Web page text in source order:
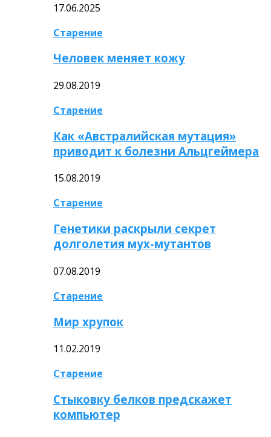
17.06.2025
Старение
Человек меняет кожу
29.08.2019
Старение
Как «Австралийская мутация»
приводит к болезни Альцгеймера
15.08.2019
Старение
Генетики раскрыли секрет
долголетия мух-мутантов
07.08.2019
Старение
Мир хрупок
11.02.2019
Старение
Стыковку белков предскажет
компьютер